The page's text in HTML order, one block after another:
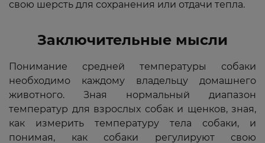
свою шерсть для сохранения или отдачи тепла.
Заключительные мысли
Понимание средней температуры собаки
необходимо каждому владельцу домашнего
животного. Зная нормальный диапазон
температур для взрослых собак и щенков, зная,
как измерить температуру тела собаки, и
понимая, как собаки регулируют свою